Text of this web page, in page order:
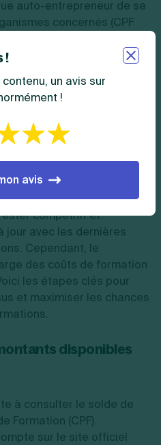
auto-entrepreneur de se
concernés (CPF
pour connaître les
pour la
formation en
?
investir dans sa formation
compétitif et
jour avec les dernières
Cependant, le
des coûts de formation
les étapes clés pour
et maximiser les chances
disponibles
à consulter le solde de
Formation (CPF).
sur le site officiel
!
un avis sur
!
avis